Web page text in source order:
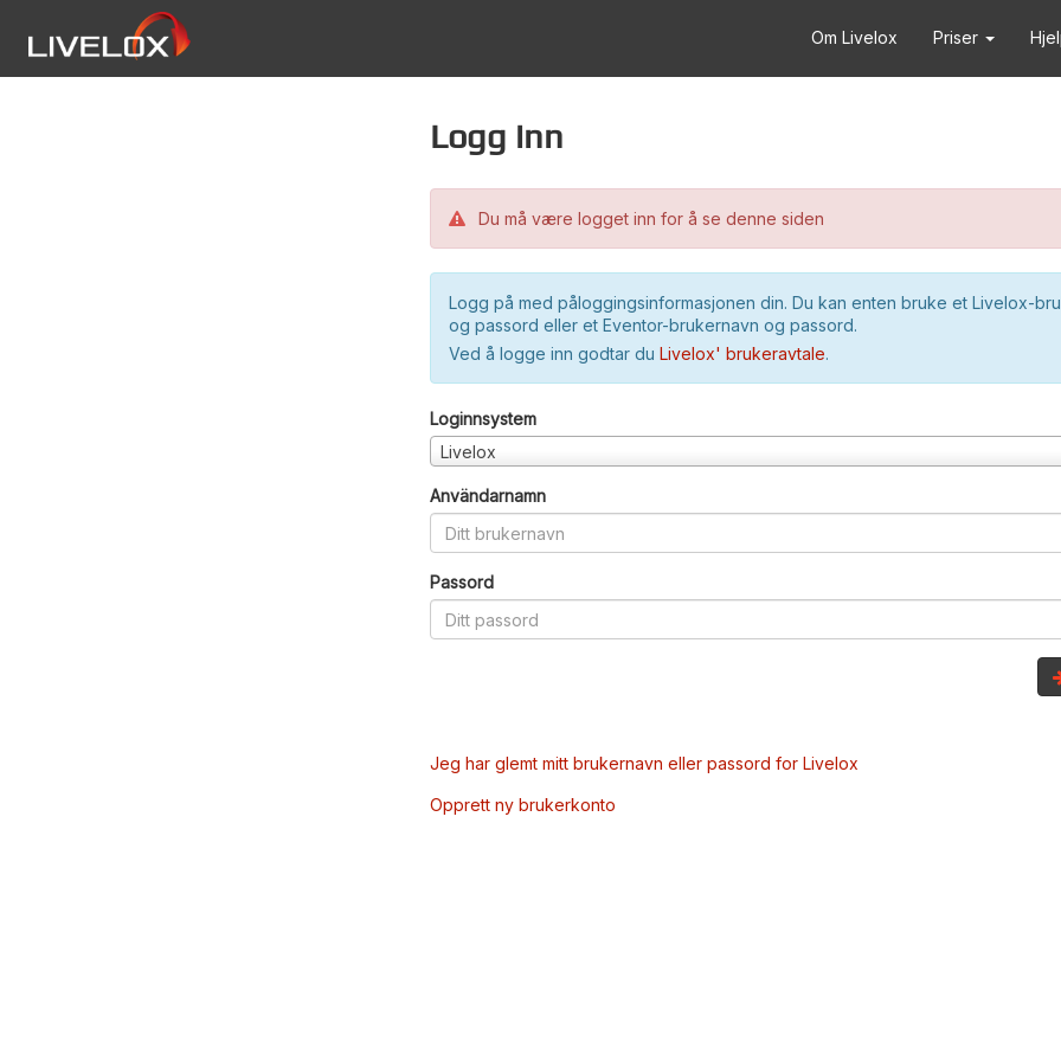
Om Livelox Priser
Logg inn
Du må være logget inn for å se denne siden
Logg på med påloggingsinformasjonen din. Du kan enten bruke et Livelox-
og passord eller et Eventor-brukernavn og passord.
Ved å logge inn godtar du Livelox' brukeravtale.
Loginnsystem
Livelox
Användarnamn
Passord
Jeg har glemt mitt brukernavn eller passord for Livelox
Opprett ny brukerkonto